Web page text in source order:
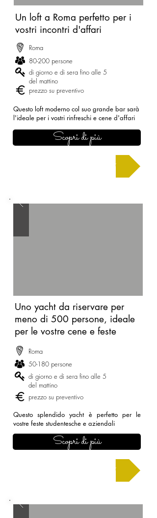
Un loft a Roma perfetto per i
vostri incontri d'affari
Roma
80-200 persone
di giorno e di sera fino alle 5
del mattino
prezzo su preventivo
Questo loft moderno col suo grande bar sarà
l'ideale per i vostri rinfreschi e cene d'affari
Scopri di più
Uno yacht da riservare per
meno di 500 persone, ideale
per le vostre cene e feste
Roma
50-180 persone
di giorno e di sera fino alle 5
del mattino
prezzo su preventivo
Questo splendido yacht è perfetto per le
vostre feste studentesche e aziendali
Scopri di più